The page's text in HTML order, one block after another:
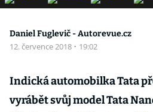
Daniel Fuglevič - Autorevue.cz
12. července 2018 · 19:02
Indická automobilka Tata
vyrábět svůj model Tata